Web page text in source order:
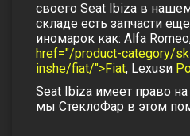
своего Seat Ibiza в
складе есть запчасти
иномарок как: Alfa
href="/product-category/
inshe/fiat/">Fiat, Lexusи
Seat Ibiza имеет право
мы СтеклоФар в этом